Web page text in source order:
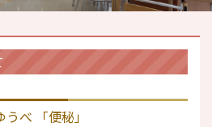
べ 「便秘」